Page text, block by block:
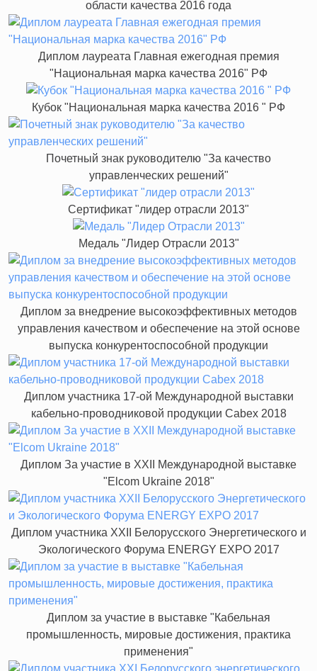
области качества 2016 года
Диплом лауреата Главная ежегодная премия
"Национальная марка качества 2016" РФ
Кубок "Национальная марка качества 2016 " РФ
Почетный знак руководителю "За качество
управленческих решений"
Сертификат "лидер отрасли 2013"
Медаль "Лидер Отрасли 2013"
Диплом за внедрение высокоэффективных методов
управления качеством и обеспечение на этой основе
выпуска конкурентоспособной продукции
Диплом участника 17-ой Международной выставки
кабельно-проводниковой продукции Cabex 2018
Диплом За участие в XXII Международной выставке
"Elcom Ukraine 2018"
Диплом участника XXII Белорусского Энергетического и
Экологического Форума ENERGY EXPO 2017
Диплом за участие в выставке "Кабельная
промышленность, мировые достижения, практика
применения"